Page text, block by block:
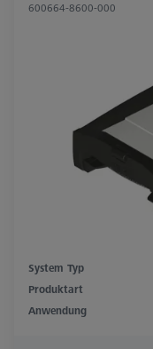
600664-8600-000
System Typ
Produktart
Anwendung